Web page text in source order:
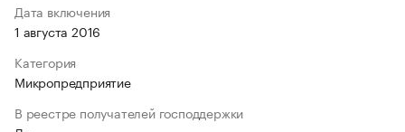
Дата включения
1 августа 2016
Категория
Микропредприятие
В реестре получателей господдержки